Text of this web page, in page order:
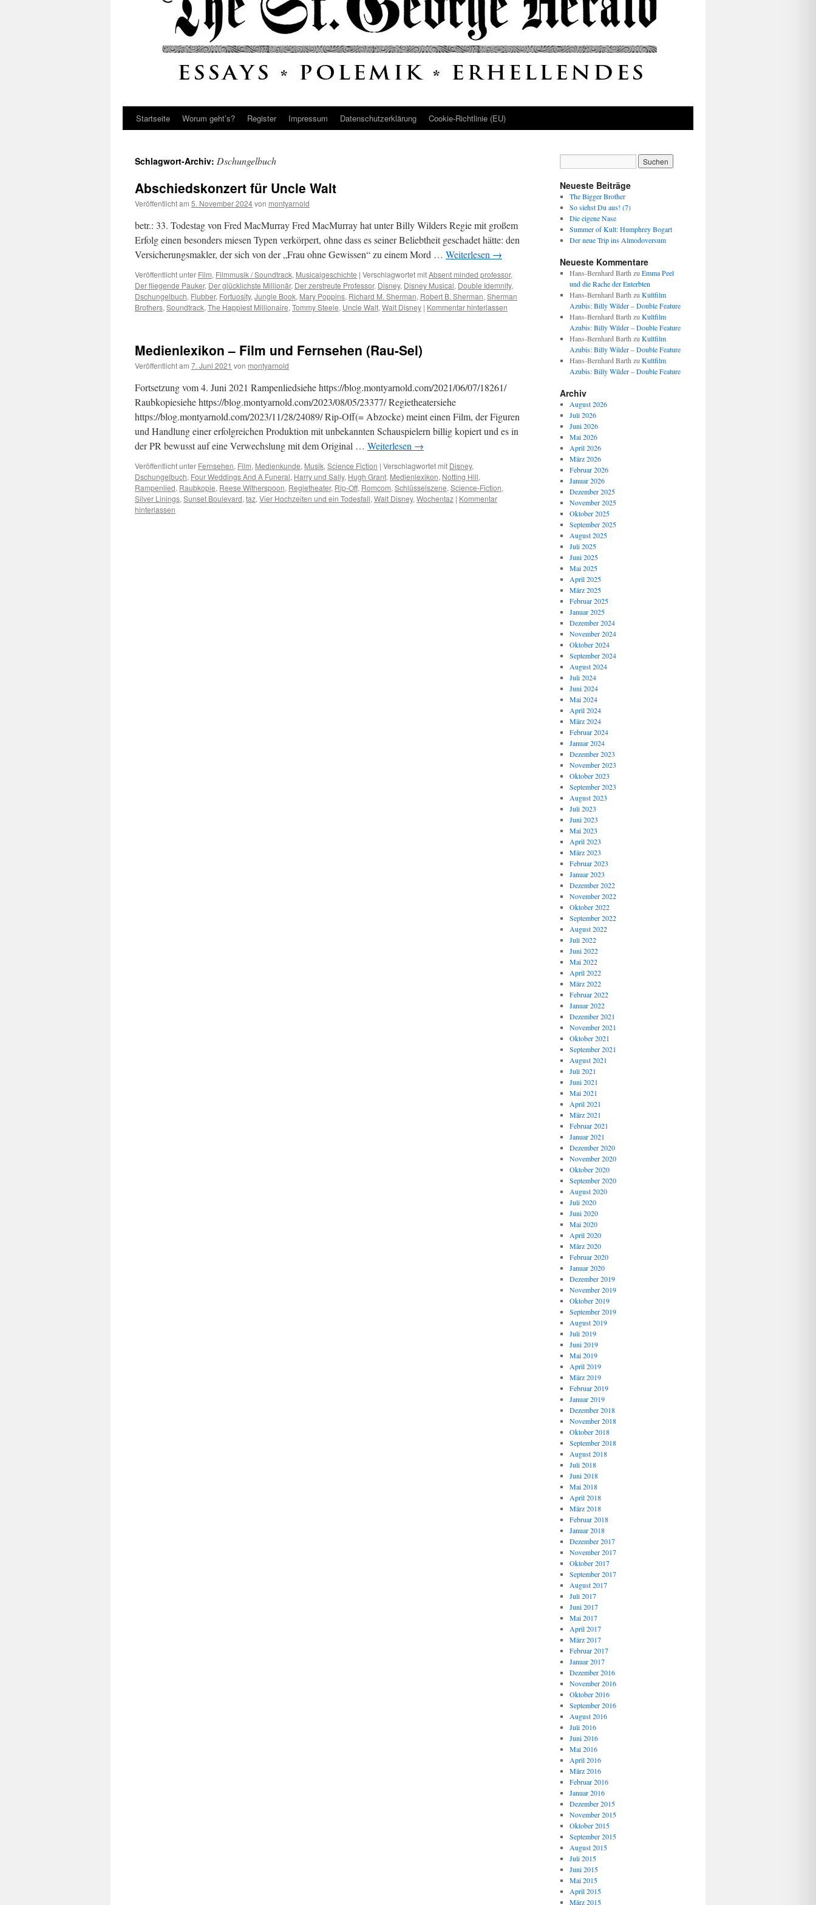
Startseite Worum geht’s? Register Impressum Datenschutz­erklärung Cookie-Richtlinie (EU)
Schlagwort-Archiv: Dschungelbuch
Abschiedskonzert für Uncle Walt
Veröffentlicht am 5. November 2024von montyarnold
betr.: 33. Todestag von Fred MacMurray Fred MacMurray hat unter Billy Wilders Regie mit großem
Erfolg einen besonders miesen Typen verkörpert, ohne dass es seiner Beliebtheit geschadet hätte: den
Versicherungsmakler, der sich von der „Frau ohne Gewissen“ zu einem Mord … Weiterlesen →
Veröffentlicht unter Film, Filmmusik / Soundtrack, Musicalgeschichte | Verschlagwortet mitAbsent minded professor,
Der fliegende Pauker, Der glücklichste Millionär, Der zerstreute Professor, Disney, Disney Musical, Double Idemnity,
Dschungelbuch, Flubber, Fortuosity, Jungle Book, Mary Poppins, Richard M. Sherman, Robert B. Sherman, Sherman
Brothers, Soundtrack, The Happiest Millionaire, Tommy Steele, Uncle Walt, Walt Disney | Kommentar hinterlassen
Medienlexikon – Film und Fernsehen (Rau-Sel)
Veröffentlicht am 7. Juni 2021 von montyarnold
Fortsetzung vom 4. Juni 2021 Rampenliedsiehe https://blog.montyarnold.com/2021/06/07/18261/
Raubkopiesiehe https://blog.montyarnold.com/2023/08/05/23377/ Regietheatersiehe
https://blog.montyarnold.com/2023/11/28/24089/ Rip-Off(= Abzocke) meint einen Film, der Figuren
und Handlung einer erfolgreichen Produktion mit unbekannten Schauspielern billig kopiert und es in
der PR bewusst auf eine Verwechslung mit dem Original … Weiterlesen →
Veröffentlicht unter Fernsehen, Film, Medienkunde, Musik, Science Fiction | Verschlagwortet mit Disney,
Dschungelbuch, Four Weddings And A Funeral, Harry und Sally, Hugh Grant, Medienlexikon, Notting Hill,
Rampenlied, Raubkopie, Reese Witherspoon, Regietheater, Rip-Off, Romcom, Schlüsselszene, Science-Fiction,
Silver Linings, Sunset Boulevard, taz, Vier Hochzeiten und ein Todesfall, Walt Disney, Wochentaz | Kommentar
hinterlassen
Neueste Beiträge
The Bigger Brother
So siehst Du aus! (7)
Die eigene Nase
Summer of Kult: Humphrey Bogart
Der neue Trip ins Almodoversum
Neueste Kommentare
Hans-Bernhard Barth zu Emma Peel
und die Rache der Enterbten
Hans-Bernhard Barth zu Kultfilm
Azubis: Billy Wilder – Double Feature
Hans-Bernhard Barth zu Kultfilm
Azubis: Billy Wilder – Double Feature
Hans-Bernhard Barth zu Kultfilm
Azubis: Billy Wilder – Double Feature
Hans-Bernhard Barth zu Kultfilm
Azubis: Billy Wilder – Double Feature
Archiv
August 2026
Juli 2026
Juni 2026
Mai 2026
April 2026
März 2026
Februar 2026
Januar 2026
Dezember 2025
November 2025
Oktober 2025
September 2025
August 2025
Juli 2025
Juni 2025
Mai 2025
April 2025
März 2025
Februar 2025
Januar 2025
Dezember 2024
November 2024
Oktober 2024
September 2024
August 2024
Juli 2024
Juni 2024
Mai 2024
April 2024
März 2024
Februar 2024
Januar 2024
Dezember 2023
November 2023
Oktober 2023
September 2023
August 2023
Juli 2023
Juni 2023
Mai 2023
April 2023
März 2023
Februar 2023
Januar 2023
Dezember 2022
November 2022
Oktober 2022
September 2022
August 2022
Juli 2022
Juni 2022
Mai 2022
April 2022
März 2022
Februar 2022
Januar 2022
Dezember 2021
November 2021
Oktober 2021
September 2021
August 2021
Juli 2021
Juni 2021
Mai 2021
April 2021
März 2021
Februar 2021
Januar 2021
Dezember 2020
November 2020
Oktober 2020
September 2020
August 2020
Juli 2020
Juni 2020
Mai 2020
April 2020
März 2020
Februar 2020
Januar 2020
Dezember 2019
November 2019
Oktober 2019
September 2019
August 2019
Juli 2019
Juni 2019
Mai 2019
April 2019
März 2019
Februar 2019
Januar 2019
Dezember 2018
November 2018
Oktober 2018
September 2018
August 2018
Juli 2018
Juni 2018
Mai 2018
April 2018
März 2018
Februar 2018
Januar 2018
Dezember 2017
November 2017
Oktober 2017
September 2017
August 2017
Juli 2017
Juni 2017
Mai 2017
April 2017
März 2017
Februar 2017
Januar 2017
Dezember 2016
November 2016
Oktober 2016
September 2016
August 2016
Juli 2016
Juni 2016
Mai 2016
April 2016
März 2016
Februar 2016
Januar 2016
Dezember 2015
November 2015
Oktober 2015
September 2015
August 2015
Juli 2015
Juni 2015
Mai 2015
April 2015
März 2015